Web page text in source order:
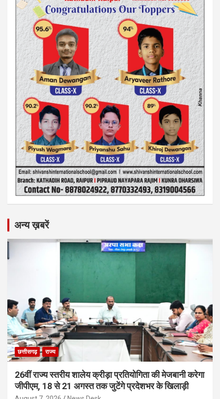
अन्य ख़बरें
छत्तीसगढ़ राज्य
26वीं राज्य स्तरीय शालेय क्रीड़ा प्रतियोगिता की मेजबानी करेगा
जीपीएम, 18 से 21 अगस्त तक जुटेंगे प्रदेशभर के खिलाड़ी